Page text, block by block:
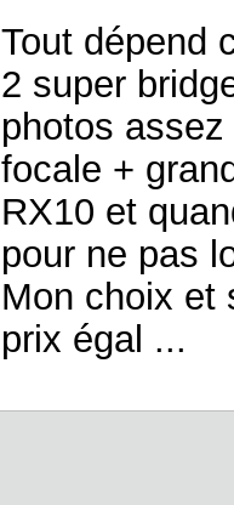
Tout dépend
2 super
photos
focale +
RX10 et
pour ne pas
Mon choix et
prix égal ...